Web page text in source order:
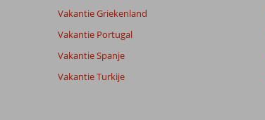
Vakantie Griekenland
Vakantie Portugal
Vakantie Spanje
Vakantie Turkije